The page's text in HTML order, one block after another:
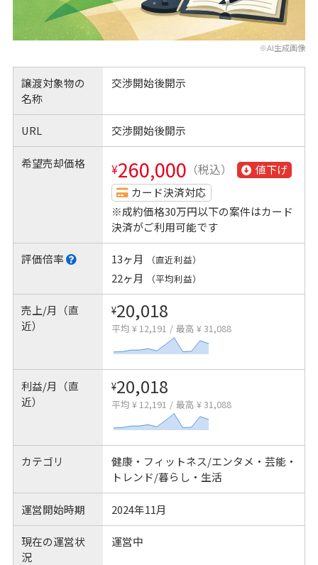
※AI生成画像
譲渡対象物の
名称
交渉開始後開示
URL 交渉開始後開示
希望売却価格 ¥260,000 （税込）
値下げ
カード決済対応
※成約価格30万円以下の案件はカード
決済がご利用可能です
評価倍率 13ヶ月 （直近利益）
22ヶ月 （平均利益）
売上/月（直
近）
¥20,018
平均 ¥ 12,191 / 最高 ¥ 31,088
利益/月（直
近）
¥20,018
平均 ¥ 12,191 / 最高 ¥ 31,088
カテゴリ
健康・フィットネス/エンタメ・芸能・
トレンド/暮らし・生活
運営開始時期 2024年11月
現在の運営状
況
運営中